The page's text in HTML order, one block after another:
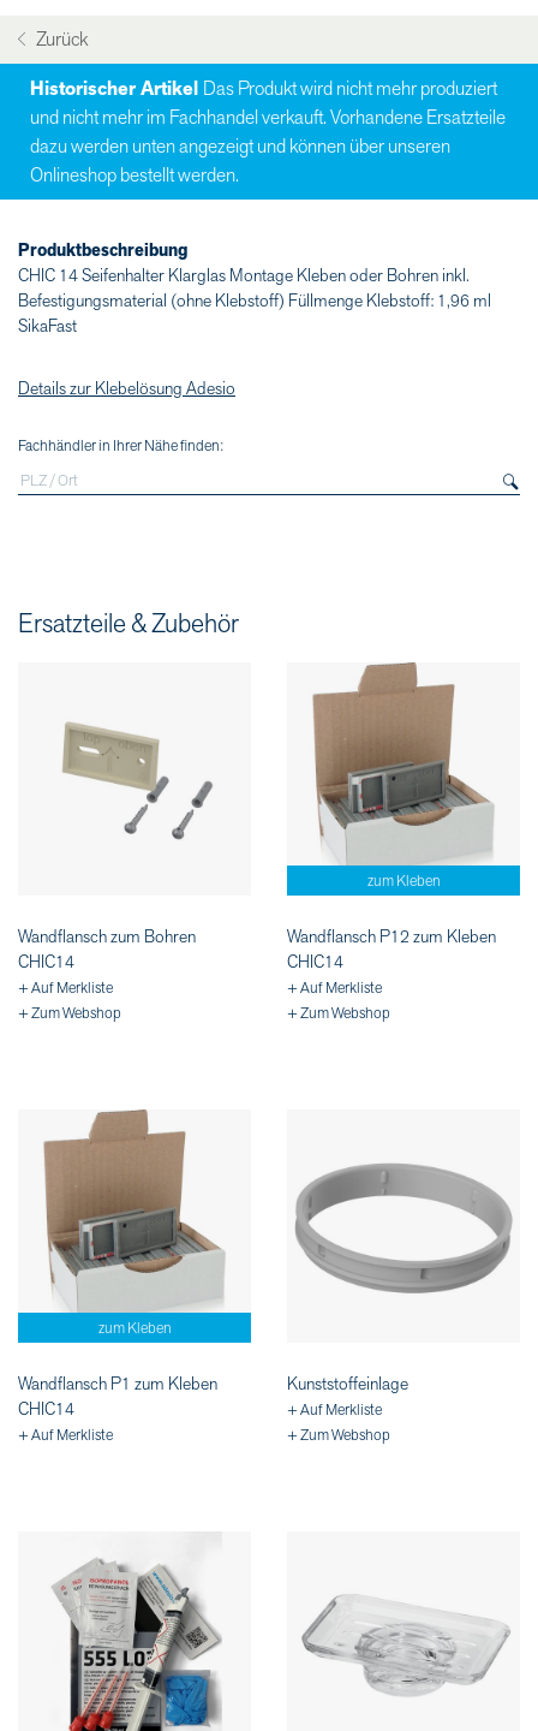
Zurück
Historischer Artikel Das Produkt wird nicht mehr produziert
und nicht mehr im Fachhandel verkauft. Vorhandene Ersatzteile
dazu werden unten angezeigt und können über unseren
Onlineshop bestellt werden.
Produktbeschreibung
CHIC 14 Seifenhalter Klarglas Montage Kleben oder Bohren inkl.
Befestigungsmaterial (ohne Klebstoff) Füllmenge Klebstoff: 1,96 ml
SikaFast
Details zur Klebelösung Adesio
Fachhändler in Ihrer Nähe finden:
Ersatzteile & Zubehör
Wandflansch zum Bohren
CHIC14
+ Auf Merkliste
+ Zum Webshop
zum Kleben
Wandflansch P12 zum Kleben
CHIC14
+ Auf Merkliste
+ Zum Webshop
zum Kleben
Wandflansch P1 zum Kleben
CHIC14
+ Auf Merkliste
Kunststoffeinlage
+ Auf Merkliste
+ Zum Webshop